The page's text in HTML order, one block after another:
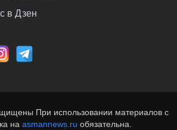
в Дзен
При использовании материалов с
на asmannews.ru обязательна.